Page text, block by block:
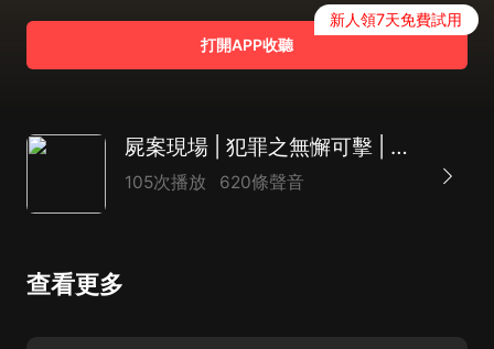
打開APP收聽
新人領7天免費試用
屍案現場 | 犯罪之無懈可擊 | 都市刑偵
105次播放 620條聲音
查看更多